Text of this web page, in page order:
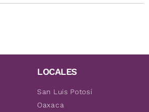
LOCALES
San Luis Potosí
Oaxaca